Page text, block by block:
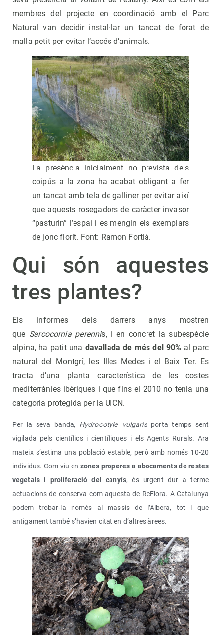
membres del projecte en coordinació amb el Parc
Natural van decidir instal·lar un tancat de forat de
malla petit per evitar l’accés d’animals.
La presència inicialment no prevista dels
coipús a la zona ha acabat obligant a fer
un tancat amb tela de galliner per evitar així
que aquests rosegadors de caràcter invasor
“pasturin” l’espai i es mengin els exemplars
de jonc florit. Font: Ramon Fortià.
Qui són aquestes
tres plantes?
Els informes dels darrers anys mostren
que Sarcocornia perennis, i en concret la subespècie
alpina, ha patit una davallada de més del 90% al parc
natural del Montgrí, les Illes Medes i el Baix Ter. Es
tracta d’una planta característica de les costes
mediterrànies ibèriques i que fins el 2010 no tenia una
categoria protegida per la UICN.
Per la seva banda, Hydrocotyle vulgaris porta temps sent
vigilada pels científics i científiques i els Agents Rurals. Ara
mateix s’estima una població estable, però amb només 10-20
individus. Com viu en zones properes a abocaments de restes
vegetals i proliferació del canyís, és urgent dur a terme
actuacions de conserva com aquesta de ReFlora. A Catalunya
podem trobar-la només al massís de l’Albera, tot i que
antigament també s’havien citat en d’altres àrees.